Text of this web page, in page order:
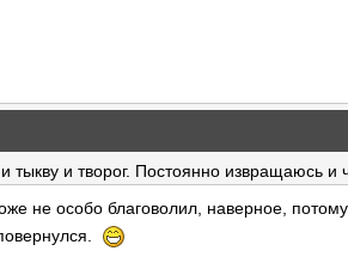
тыкву и творог. Постоянно извращаюсь и
не особо благоволил, наверное,